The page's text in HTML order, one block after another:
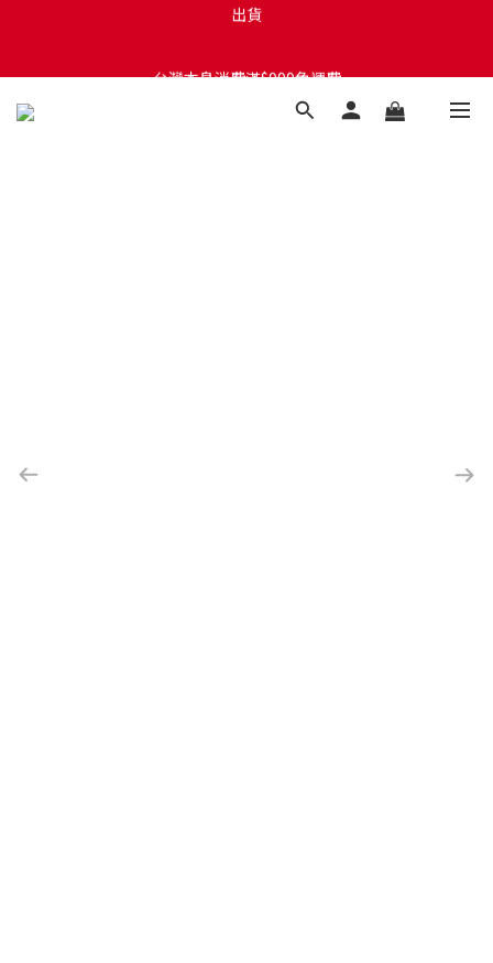
台灣本島訂單將於付款完成後的下個工作天起，2~4個工作天完成
台灣本島訂單將於付款完成後的下個工作天起，2~4個工作天完成